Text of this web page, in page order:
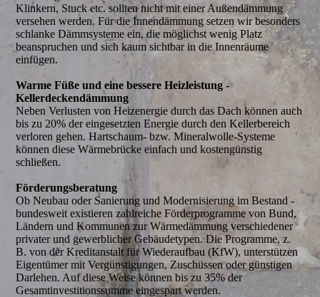
Klinkern, Stuck etc. sollten nicht mit einer Außendämmung
versehen werden. Für die Innendämmung setzen wir besonders
schlanke Dämmsysteme ein, die möglichst wenig Platz
beanspruchen und sich kaum sichtbar in die Innenräume
einfügen.
Warme Füße und eine bessere Heizleistung -
Kellerdeckendämmung
Neben Verlusten von Heizenergie durch das Dach können auch
bis zu 20% der eingesetzten Energie durch den Kellerbereich
verloren gehen. Hartschaum- bzw. Mineralwolle-Systeme
können diese Wärmebrücke einfach und kostengünstig
schließen.
Förderungsberatung
Ob Neubau oder Sanierung und Modernisierung im Bestand -
bundesweit existieren zahlreiche Förderprogramme von Bund,
Ländern und Kommunen zur Wärmedämmung verschiedener
privater und gewerblicher Gebäudetypen. Die Programme, z.
B. von der Kreditanstalt für Wiederaufbau (KfW), unterstützen
Eigentümer mit Vergünstigungen, Zuschüssen oder günstigen
Darlehen. Auf diese Weise können bis zu 35% der
Gesamtinvestitionssumme eingespart werden.